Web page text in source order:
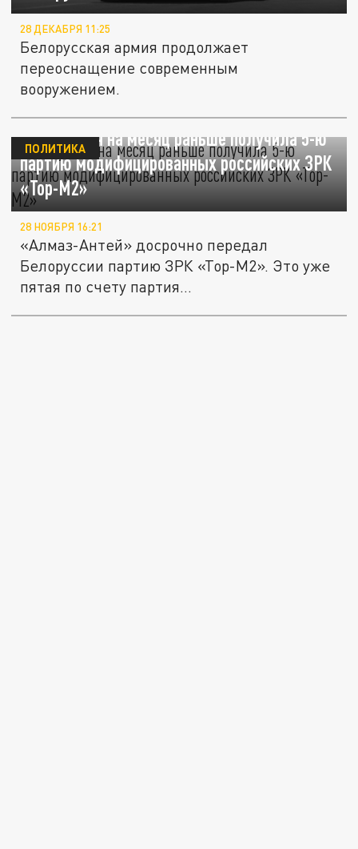
28 ДЕКАБРЯ 11:25
Белорусская армия продолжает
переоснащение современным
вооружением.
Белоруссия на месяц раньше получила 5-ю
партию модифицированных российских ЗРК
«Тор-М2»
ПОЛИТИКА
28 НОЯБРЯ 16:21
«Алмаз-Антей» досрочно передал
Белоруссии партию ЗРК «Тор-М2». Это уже
пятая по счету партия